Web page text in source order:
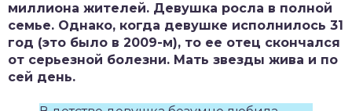
миллиона жителей. Девушка росла в полной
семье. Однако, когда девушке исполнилось 31
год (это было в 2009-м), то ее отец скончался
от серьезной болезни. Мать звезды жива и по
сей день.